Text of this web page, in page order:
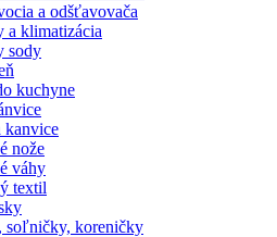
a odšťavovača
a klimatizácia
sody
kuchyne
kanvice
nože
váhy
textil
soľničky, koreničky